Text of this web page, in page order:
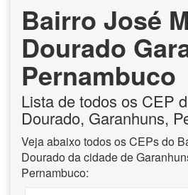
Bairro José
Dourado
Pernambuco
Lista de todos os CEP
Dourado, Garanhuns,
Veja abaixo todos os CEPs do
Dourado da cidade de
Pernambuco: